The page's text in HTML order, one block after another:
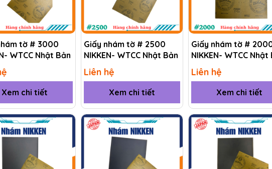
tờ # 3000
WTCC Nhật Bản
Xem chi tiết
Giấy nhám tờ # 2500
NIKKEN- WTCC Nhật Bản
Liên hệ
Xem chi tiết
Giấy nhám tờ #
NIKKEN- WTCC Nhật
Liên hệ
Xem chi tiết